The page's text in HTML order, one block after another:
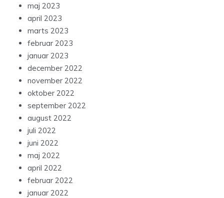
juli 2023
maj 2023
april 2023
marts 2023
februar 2023
januar 2023
december 2022
november 2022
oktober 2022
september 2022
august 2022
juli 2022
juni 2022
maj 2022
april 2022
februar 2022